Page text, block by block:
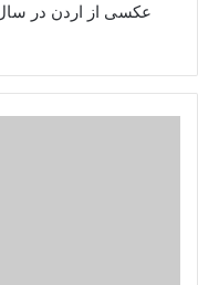
عکسی از اردن در سال ۱۸۷۴ میلادی، قیمت ۳ تا ۵ هزار